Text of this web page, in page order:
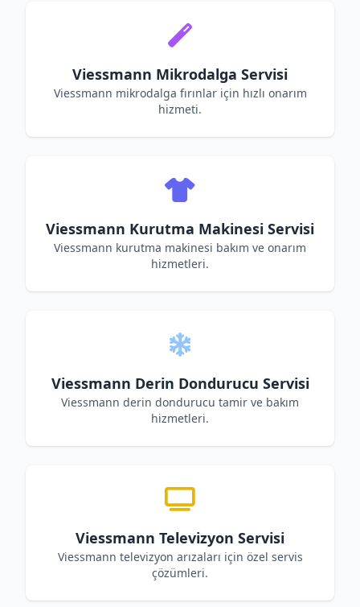
Viessmann Mikrodalga Servisi
Viessmann mikrodalga fırınlar için hızlı onarım
hizmeti.
Viessmann Kurutma Makinesi Servisi
Viessmann kurutma makinesi bakım ve onarım
hizmetleri.
Viessmann Derin Dondurucu Servisi
Viessmann derin dondurucu tamir ve bakım
hizmetleri.
Viessmann Televizyon Servisi
Viessmann televizyon arızaları için özel servis
çözümleri.